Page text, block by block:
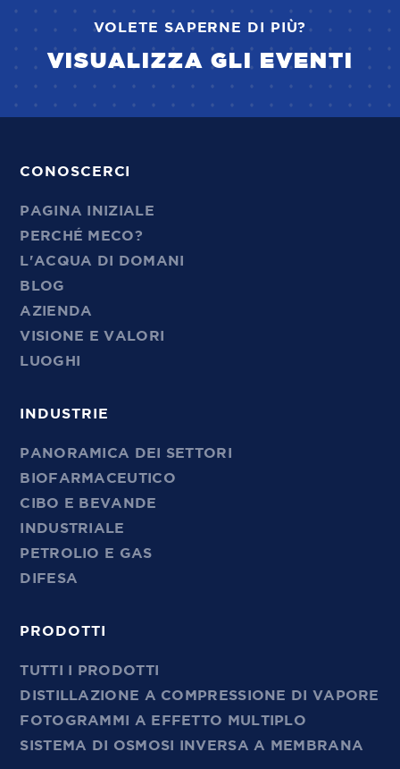
VOLETE SAPERNE DI PIÙ?
VISUALIZZA GLI EVENTI
CONOSCERCI
PAGINA INIZIALE
PERCHÉ MECO?
L'ACQUA DI DOMANI
BLOG
AZIENDA
VISIONE E VALORI
LUOGHI
INDUSTRIE
PANORAMICA DEI SETTORI
BIOFARMACEUTICO
CIBO E BEVANDE
INDUSTRIALE
PETROLIO E GAS
DIFESA
PRODOTTI
TUTTI I PRODOTTI
DISTILLAZIONE A COMPRESSIONE DI VAPORE
FOTOGRAMMI A EFFETTO MULTIPLO
SISTEMA DI OSMOSI INVERSA A MEMBRANA